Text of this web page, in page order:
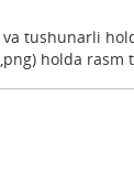
tushunarli
holda